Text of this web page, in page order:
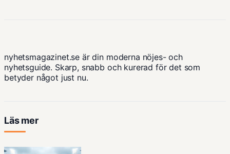
nyhetsmagazinet.se är din moderna nöjes- och
nyhetsguide. Skarp, snabb och kurerad för det som
betyder något just nu.
Läs mer